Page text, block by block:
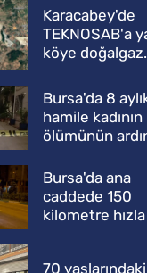
Karacabey'de
TEKNOSAB'a
köye doğalgaz
Bursa'da 8
hamile kadının
ölümünün
Bursa'da ana
caddede 150
kilometre
70